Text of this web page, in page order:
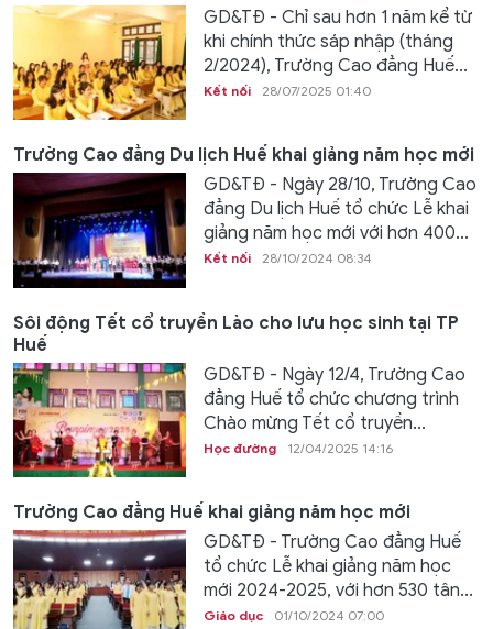
GD&TĐ - Chỉ sau hơn 1 năm kể từ
khi chính thức sáp nhập (tháng
2/2024), Trường Cao đẳng Huế...
Kết nối 28/07/2025 01:40
Trường Cao đẳng Du lịch Huế khai giảng năm học mới
GD&TĐ - Ngày 28/10, Trường Cao
đẳng Du lịch Huế tổ chức Lễ khai
giảng năm học mới với hơn 400...
Kết nối 28/10/2024 08:34
Sôi động Tết cổ truyền Lào cho lưu học sinh tại TP
Huế
GD&TĐ - Ngày 12/4, Trường Cao
đẳng Huế tổ chức chương trình
Chào mừng Tết cổ truyền...
Học đường 12/04/2025 14:16
Trường Cao đẳng Huế khai giảng năm học mới
GD&TĐ - Trường Cao đẳng Huế
tổ chức Lễ khai giảng năm học
mới 2024-2025, với hơn 530 tân...
Giáo dục 01/10/2024 07:00